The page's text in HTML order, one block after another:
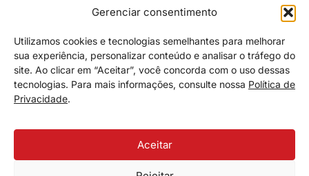
Gerenciar consentimento
Utilizamos cookies e tecnologias semelhantes para melhorar
sua experiência, personalizar conteúdo e analisar o tráfego do
site. Ao clicar em “Aceitar”, você concorda com o uso dessas
tecnologias. Para mais informações, consulte nossa Política de
Privacidade.
Aceitar
expressos nas colunas são
personalíssimas e de exclusiva e
total responsabilidade de cada um
dos seus autores.